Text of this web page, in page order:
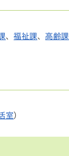
、福祉課、 高齢課
室）